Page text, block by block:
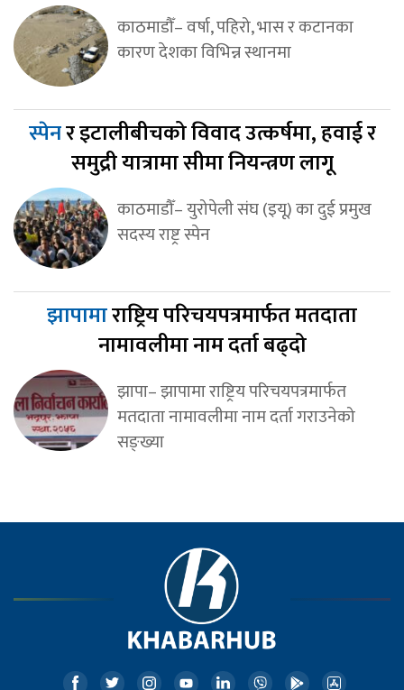
काठमाडौँ– वर्षा, पहिरो, भास र कटानका
कारण देशका विभिन्न स्थानमा
स्पेनर इटालीबीचको विवाद उत्कर्षमा, हवाई र
समुद्री यात्रामा सीमा नियन्त्रण लागू
काठमाडौँ– युरोपेली संघ (इयू) का दुई प्रमुख
सदस्य राष्ट्र स्पेन
झापामाराष्ट्रिय परिचयपत्रमार्फत मतदाता
नामावलीमा नाम दर्ता बढ्दो
झापा– झापामा राष्ट्रिय परिचयपत्रमार्फत
मतदाता नामावलीमा नाम दर्ता गराउनेको
सङ्ख्या